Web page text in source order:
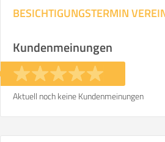
BESICHTIGUNGSTERMIN
Kundenmeinungen
Aktuell noch keine Kundenmeinungen